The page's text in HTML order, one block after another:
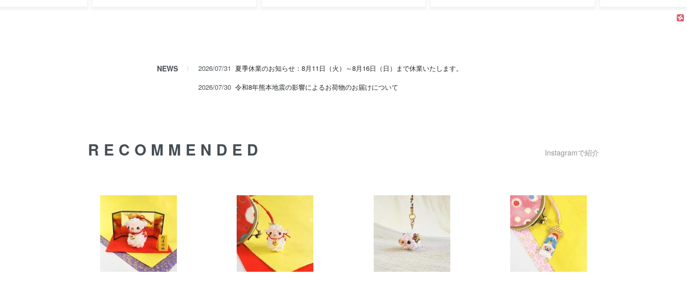
NEWS 2026/07/31 夏季休業のお知らせ：8月11日（火）～8月16日（日）まで休業いたします。
2026/07/30 令和8年熊本地震の影響によるお荷物のお届けについて
RECOMMENDED Instagramで紹介